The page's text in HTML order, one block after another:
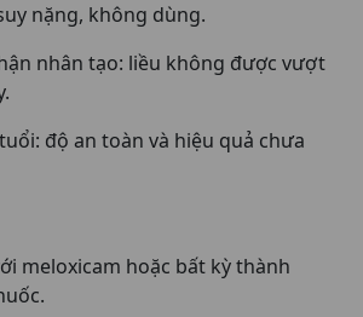
nặng, không dùng.
nhân tạo: liều không được vượt
độ an toàn và hiệu quả chưa
meloxicam hoặc bất kỳ thành